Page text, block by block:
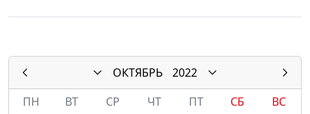
ОКТЯБРЬ
2022
ПН
ВТ СР ЧТ ПТ СБ
ВС